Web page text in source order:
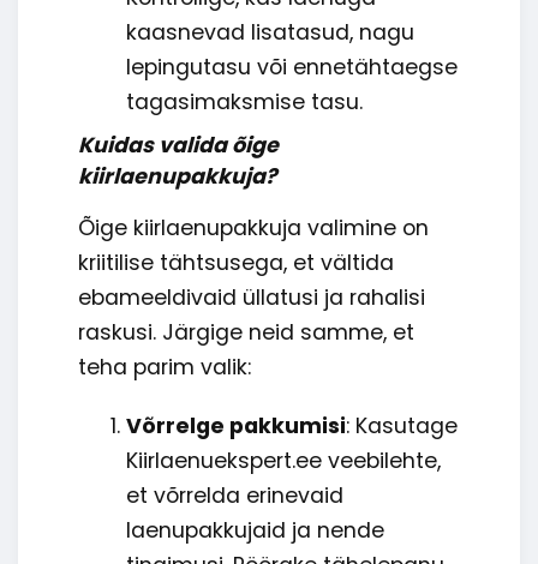
kaasnevad lisatasud, nagu
lepingutasu või ennetähtaegse
tagasimaksmise tasu.
Kuidas valida õige
kiirlaenupakkuja?
Õige kiirlaenupakkuja valimine on
kriitilise tähtsusega, et vältida
ebameeldivaid üllatusi ja rahalisi
raskusi. Järgige neid samme, et
teha parim valik:
Võrrelge pakkumisi: Kasutage
Kiirlaenuekspert.ee veebilehte,
et võrrelda erinevaid
laenupakkujaid ja nende